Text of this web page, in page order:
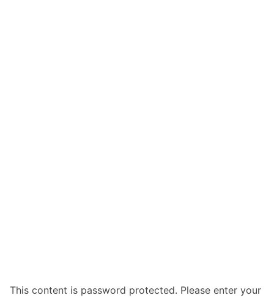
This content is password protected. Please enter your